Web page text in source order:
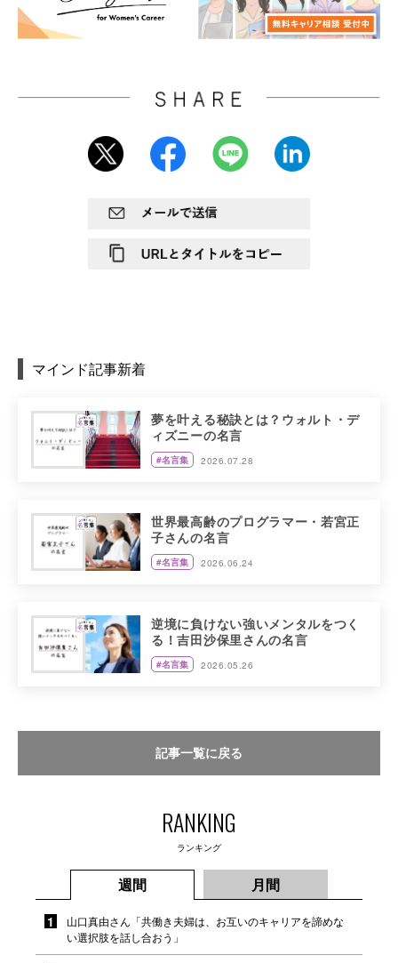
マインド記事新着
夢を叶える秘訣とは？ウォルト・デ
ィズニーの名言
#名言集 2026.07.28
世界最高齢のプログラマー・若宮正
子さんの名言
#名言集 2026.06.24
逆境に負けない強いメンタルをつく
る！吉田沙保里さんの名言
#名言集 2026.05.26
記事一覧に戻る
RANKING
ランキング
週間 月間
山口真由さん「共働き夫婦は、お互いのキャリアを諦めな
い選択肢を話し合おう」